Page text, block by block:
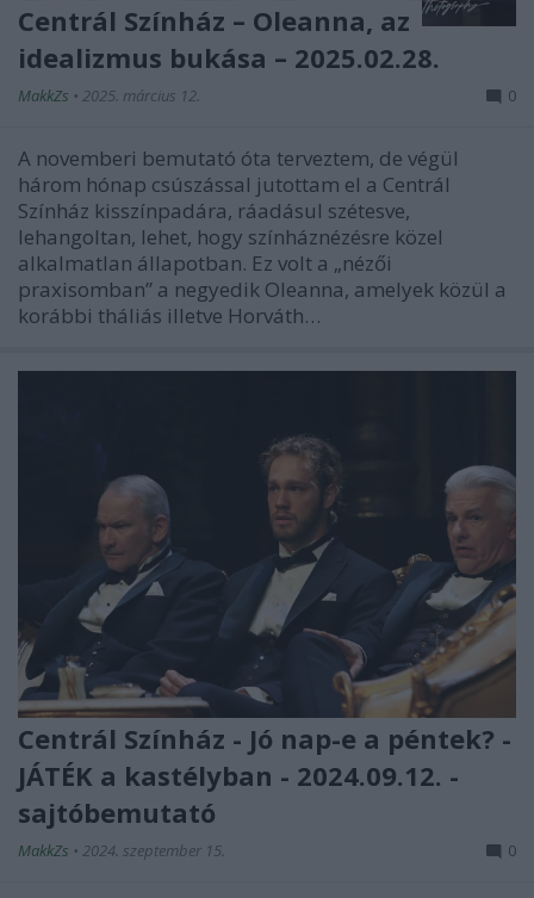
Centrál Színház – Oleanna, az
idealizmus bukása – 2025.02.28.
MakkZs • 2025. március 12. 0
A novemberi bemutató óta terveztem, de végül
három hónap csúszással jutottam el a Centrál
Színház kisszínpadára, ráadásul szétesve,
lehangoltan, lehet, hogy színháznézésre közel
alkalmatlan állapotban. Ez volt a „nézői
praxisomban” a negyedik Oleanna, amelyek közül a
korábbi tháliás illetve Horváth…
Centrál Színház - Jó nap-e a péntek? -
JÁTÉK a kastélyban - 2024.09.12. -
sajtóbemutató
MakkZs • 2024. szeptember 15. 0